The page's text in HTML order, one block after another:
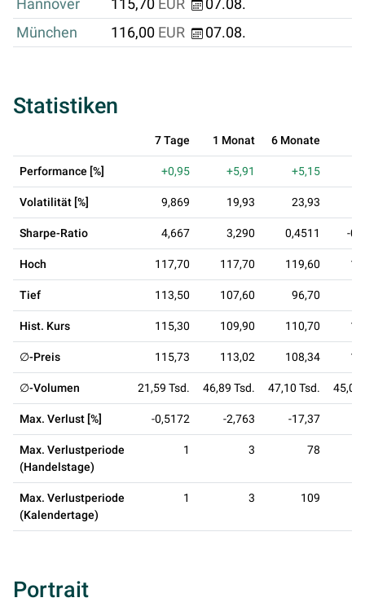
Hannover
115,70 EUR
07.08.
München
116,00 EUR 07.08.
Statistiken
7 Tage 1 Monat 6 Monate
Performance [%] +0,95 +5,91 +5,15
Volatilität [%] 9,869 19,93 23,93
Sharpe-Ratio 4,667 3,290 0,4511 -
Hoch 117,70 117,70 119,60
Tief 113,50 107,60 96,70
Hist. Kurs 115,30 109,90 110,70
∅-Preis 115,73 113,02 108,34
∅-Volumen 21,59 Tsd. 46,89 Tsd. 47,10 Tsd. 45,05
Max. Verlust [%] -0,5172 -2,763 -17,37
Max. Verlustperiode
(Handelstage)
1 3 78
Max. Verlustperiode
(Kalendertage)
1 3 109
Portrait